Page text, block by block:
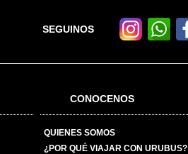
SEGUINOS
CONOCENOS
QUIENES SOMOS
¿POR QUÉ VIAJAR CON URUBUS?